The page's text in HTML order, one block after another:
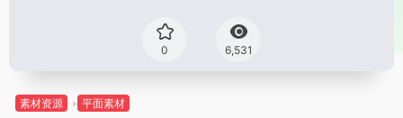
0 6,531
素材资源 平面素材